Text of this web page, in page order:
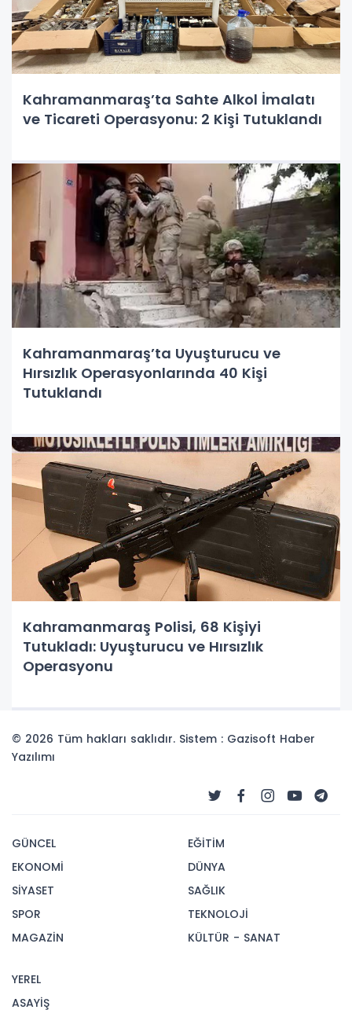
Kahramanmaraş’ta Sahte Alkol İmalatı
ve Ticareti Operasyonu: 2 Kişi Tutuklandı
Kahramanmaraş’ta Uyuşturucu ve
Hırsızlık Operasyonlarında 40 Kişi
Tutuklandı
Kahramanmaraş Polisi, 68 Kişiyi
Tutukladı: Uyuşturucu ve Hırsızlık
Operasyonu
© 2026 Tüm hakları saklıdır. Sistem : Gazisoft Haber
Yazılımı
GÜNCEL
EKONOMİ
SİYASET
SPOR
MAGAZİN
EĞİTİM
DÜNYA
SAĞLIK
TEKNOLOJİ
KÜLTÜR - SANAT
YEREL
ASAYİŞ